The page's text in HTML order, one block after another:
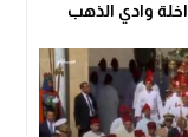
وادي الذهب